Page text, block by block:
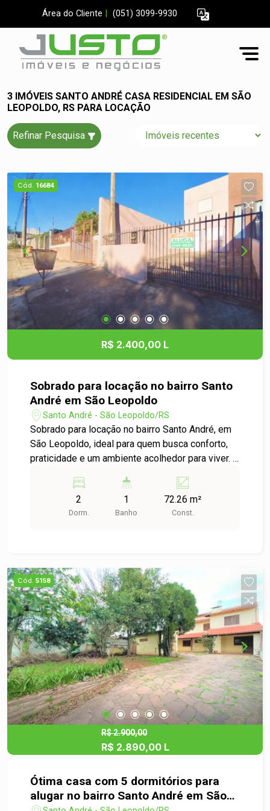
Área do Cliente (051) 3099-9930
3 IMÓVEIS SANTO ANDRÉ CASA RESIDENCIAL EM SÃO
LEOPOLDO, RS PARA LOCAÇÃO
Refinar Pesquisa
Cód. 16684
R$ 2.400,00 L
Sobrado para locação no bairro Santo
André em São Leopoldo
Santo André - São Leopoldo/RS
Sobrado para locação no bairro Santo André, em
São Leopoldo, ideal para quem busca conforto,
praticidade e um ambiente acolhedor para viver. O
cozinha integradas, proporcionando um espaço
amplo, funcional e muito mais aconchegante para
o dia a dia. A cozinha dispõe de armários,
sobrado ainda oferece pátio na frente e um
agradável pátio gramado nos fundos, perfeito
para aproveitar momentos ao ar livre, reunir a
família e os amigos ou para quem possui pet e
deseja mais espaço e liberdade. Localizado em
um bairro tranquilo e de fácil acesso, este imóvel
reúne conforto e praticidade em um só lugar.
Agende sua visita e venha conhecer este imóvel
encantador!
2
Dorm.
1
Banho
72.26 m²
Const.
Cód. 5158
R$ 2.900,00
R$ 2.890,00 L
Ótima casa com 5 dormitórios para
alugar no bairro Santo André em São